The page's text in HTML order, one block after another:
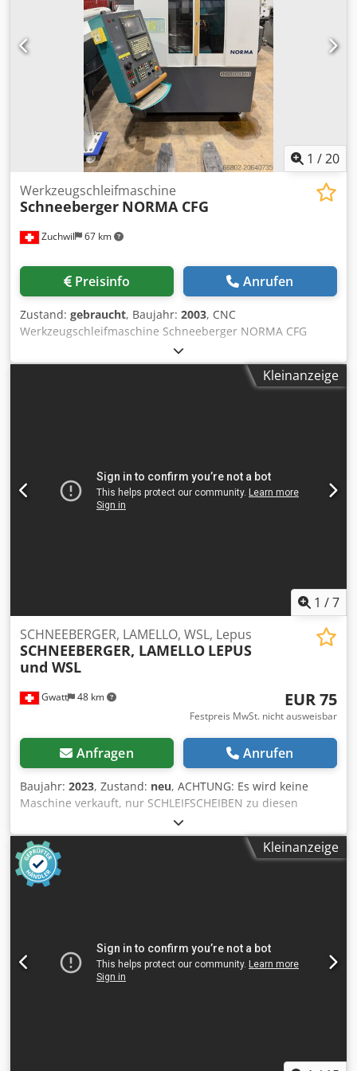
U/min. Max. Spindelleistung 26 kW Aufnahme HSK 80 Max.
Scheibenzahl 6 Werkstückspindelstock Vmax 180°/s
Antriebsleistung 1,6 kW Aufnahme ISO 50 Präzision
(Auflösung) Auflösung Linearachsen 0.001 mm C-Achse
0.001° Abmessungen: Länge 3100 mm Breite 1915 mm
Höhe 2190 mm Gewicht 8’500 kg
1 /20
Zuchwil 67 km
Werkzeugschleifmaschine
Schneeberger NORMA CFG
Preisinfo Anrufen
Zustand: gebraucht, Baujahr: 2003, CNC
Werkzeugschleifmaschine Schneeberger NORMA CFG
Baujahr: 2003 Codpoxz R T Uefx Al Toha Spitzenhöhe: 210
mm Tischlänge: 950 mm Tischbreite: 310 mm Verfahrwege
X-Achse: 380 mm Verfahrwege Y-Achse: 280 mm
Hydraulikanlage: 6 bar Anschluss: 3×400 V / 50 Hz
Spindelleistung: 7.5 kW Gesamtleistungsbedarf: 33 kVA
Maschinengewicht: ca. 5500 kg Maschinenabmessungen
übernommen.
Kleinanzeige
1 /7
Gwatt 48 km
SCHNEEBERGER, LAMELLO, WSL, Lepus
SCHNEEBERGER, LAMELLO LEPUS
und WSL
EUR 75
Festpreis MwSt. nicht ausweisbar
Anfragen Anrufen
Baujahr: 2023, Zustand: neu, ACHTUNG: Es wird keine
Maschine verkauft, nur SCHLEIFSCHEIBEN zu diesen
Maschinen Typen: SCHNEEBERGER LEPUS, SCHNEEBERGER
WSL und LAMELLO Lepus. ACHTUNG: Bild 1 + 2 zu
verkaufende Schleifscheiben Bilde 3 - 5 sind Musterbilder,
zu diesen Maschinen! Nicht verkäuflich!!! Nur bei uns
erhältlich! Schleifscheiben in Edelkorund Ausführung, zu
Preis pro Stk.: Schleifscheibe GROB orange: EUR 75.- exkl.
MWSt. & Versand CHF 75.- exkl. MWSt. & Versand
Schleifscheibe FEIN weiss: EUR 115.- exkl. MWSt. & Versand
Kleinanzeige